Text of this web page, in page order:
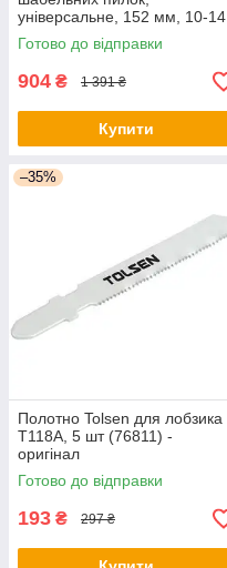
універсальне, 152 мм, 10-14
TPI, 5 шт (DT2348) - оригінал
Готово до відправки
904 ₴ 1 391 ₴
Купити
–35%
Полотно Tolsen для лобзика
Т118A, 5 шт (76811) -
оригінал
Готово до відправки
193 ₴ 297 ₴